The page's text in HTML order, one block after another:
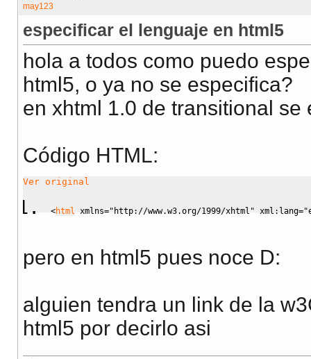
especificar el lenguaje en html5
hola a todos como puedo
html5, o ya no se especifica?
en xhtml 1.0 de transitional
Código HTML:
Ver original
<html xmlns="http://www.w3.org/1999/xhtml" xml:lang=
pero en html5 pues noce D:
alguien tendra un link de la
html5 por decirlo asi